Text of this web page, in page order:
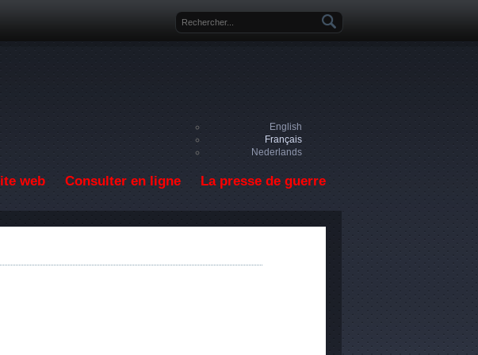
Formulaire de recherche
English
Français
Nederlands
web Consulter en ligne La presse de guerre